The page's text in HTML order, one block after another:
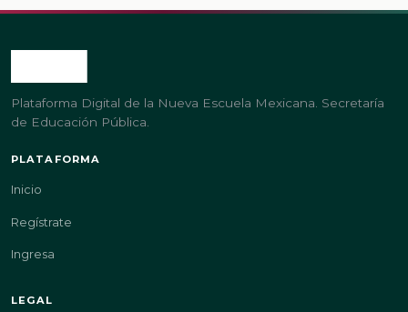
Plataforma Digital de la Nueva Escuela Mexicana. Secretaría
de Educación Pública.
PLATAFORMA
Inicio
Regístrate
Ingresa
LEGAL